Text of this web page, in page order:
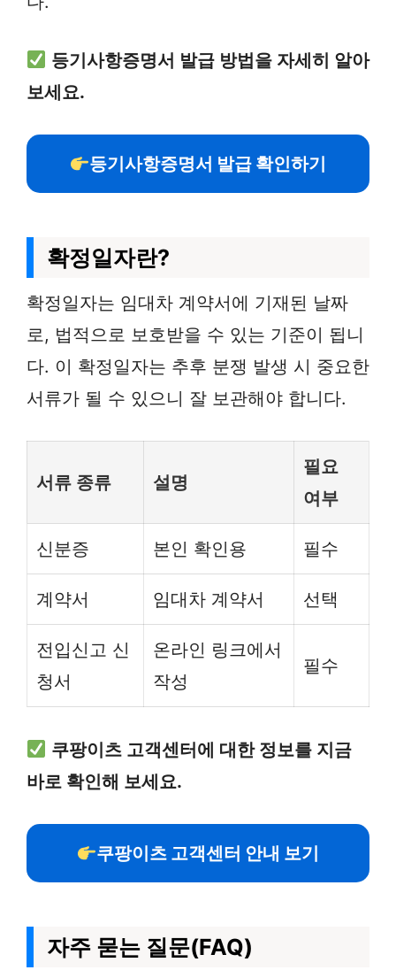
등기사항증명서 발급 방법을 자세히 알아
보세요.
등기사항증명서 발급 확인하기
확정일자란?
확정일자는 임대차 계약서에 기재된 날짜
로, 법적으로 보호받을 수 있는 기준이 됩니
다. 이 확정일자는 추후 분쟁 발생 시 중요한
서류가 될 수 있으니 잘 보관해야 합니다.
서류 종류 설명
필요
여부
신분증 본인 확인용 필수
계약서 임대차 계약서 선택
전입신고 신
청서
온라인 링크에서
작성
필수
쿠팡이츠 고객센터에 대한 정보를 지금
바로 확인해 보세요.
쿠팡이츠 고객센터 안내 보기
자주 묻는 질문(FAQ)